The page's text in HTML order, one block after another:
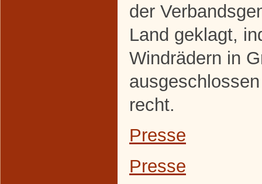
der
Land geklagt,
Windrädern in
recht.
Presse
Presse